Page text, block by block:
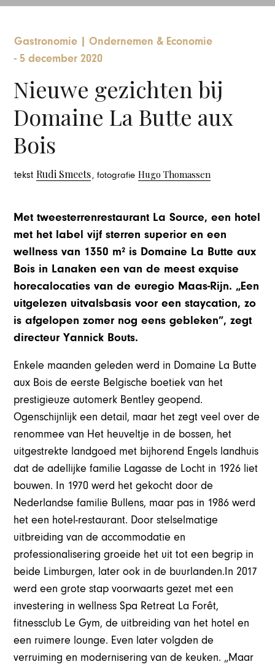
Gastronomie
Ondernemen & Economie
- 5 december 2020
Nieuwe gezichten bij
Domaine La Butte aux
Bois
tekstRudi Smeets, fotografieHugo Thomassen
Met tweesterrenrestaurant La Source, een hotel
met het label vijf sterren superior en een
wellness van 1350 m² is Domaine La Butte aux
Bois in Lanaken een van de meest exquise
horecalocaties van de euregio Maas-Rijn. „Een
uitgelezen uitvalsbasis voor een staycation, zo
is afgelopen zomer nog eens gebleken”, zegt
directeur Yannick Bouts.
Enkele maanden geleden werd in Domaine La Butte
aux Bois de eerste Belgische boetiek van het
prestigieuze automerk Bentley geopend.
Ogenschijnlijk een detail, maar het zegt veel over de
renommee van Het heuveltje in de bossen, het
uitgestrekte landgoed met bijhorend Engels landhuis
dat de adellijke familie Lagasse de Locht in 1926 liet
bouwen. In 1970 werd het gekocht door de
Nederlandse familie Bullens, maar pas in 1986 werd
het een hotel-restaurant. Door stelselmatige
uitbreiding van de accommodatie en
professionalisering groeide het uit tot een begrip in
beide Limburgen, later ook in de buurlanden.In 2017
werd een grote stap voorwaarts gezet met een
investering in wellness Spa Retreat La Forêt,
fitnessclub Le Gym, de uitbreiding van het hotel en
een ruimere lounge. Even later volgden de
verruiming en modernisering van de keuken. „Maar